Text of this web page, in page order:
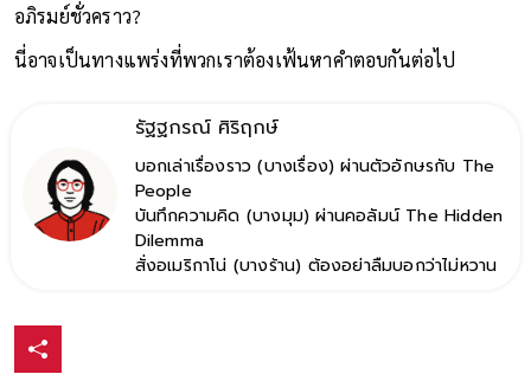
อภิรมย์ชั่วคราว?
นี่อาจเป็นทางแพร่งที่พวกเราต้องเฟ้นหาคำตอบกันต่อไป
รัฐฐกรณ์ ศิริฤกษ์
บอกเล่าเรื่องราว (บางเรื่อง) ผ่านตัวอักษรกับ The
People
บันทึกความคิด (บางมุม) ผ่านคอลัมน์ The Hidden
Dilemma
สั่งอเมริกาโน่ (บางร้าน) ต้องอย่าลืมบอกว่าไม่หวาน